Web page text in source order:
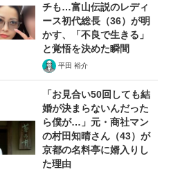
チも…富山伝説のレディ
ース初代総長（36）が明
かす、「不良で生きる」
と覚悟を決めた瞬間
平田 裕介
「お見合い50回しても結
婚が決まらないんだった
ら僕が…」元・商社マン
の村田知晴さん（43）が
京都の名料亭に婿入りし
た理由